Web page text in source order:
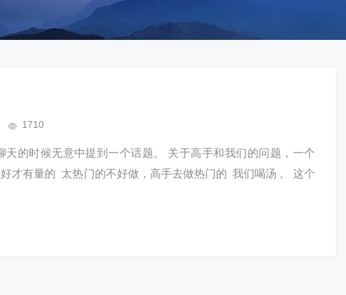
1710
天的时候无意中提到一个话题。 关于高手和我们的问题，一个
好才有量的 太热门的不好做，高手去做热门的 我们喝汤 。 这个